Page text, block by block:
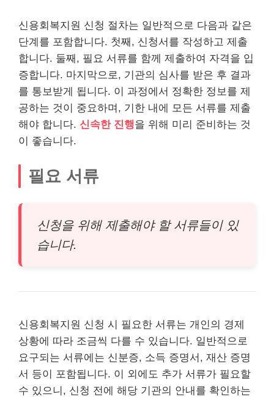
신용회복지원 신청 절차는 일반적으로 다음과 같은
단계를 포함합니다. 첫째, 신청서를 작성하고 제출
합니다. 둘째, 필요 서류를 함께 제출하여 자격을 입
증합니다. 마지막으로, 기관의 심사를 받은 후 결과
를 통보받게 됩니다. 이 과정에서 정확한 정보를 제
공하는 것이 중요하며, 기한 내에 모든 서류를 제출
해야 합니다. 신속한 진행을 위해 미리 준비하는 것
이 좋습니다.
필요 서류
신청을 위해 제출해야 할 서류들이 있
습니다.
신용회복지원 신청 시 필요한 서류는 개인의 경제
상황에 따라 조금씩 다를 수 있습니다. 일반적으로
요구되는 서류에는 신분증, 소득 증명서, 재산 증명
서 등이 포함됩니다. 이 외에도 추가 서류가 필요할
수 있으니, 신청 전에 해당 기관의 안내를 확인하는